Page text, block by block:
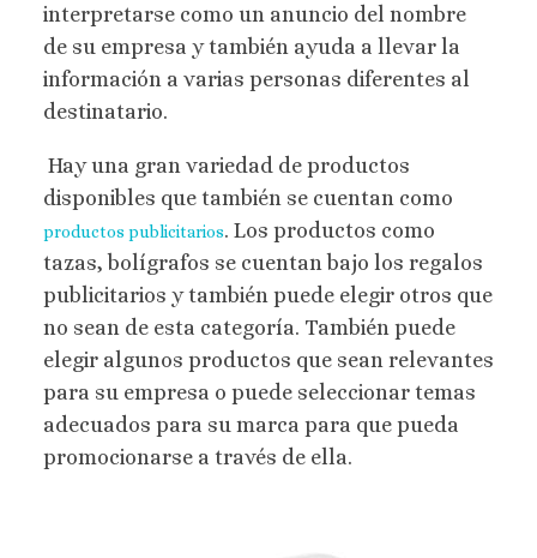
interpretarse como un anuncio del nombre
de su empresa y también ayuda a llevar la
información a varias personas diferentes al
destinatario.
Hay una gran variedad de productos
disponibles que también se cuentan como
productos publicitarios. Los productos como
tazas, bolígrafos se cuentan bajo los regalos
publicitarios y también puede elegir otros que
no sean de esta categoría. También puede
elegir algunos productos que sean relevantes
para su empresa o puede seleccionar temas
adecuados para su marca para que pueda
promocionarse a través de ella.